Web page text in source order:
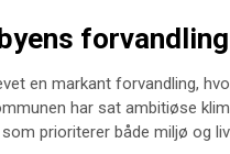
forvandling
en markant forvandling,
har sat ambitiøse
prioriterer både miljø og